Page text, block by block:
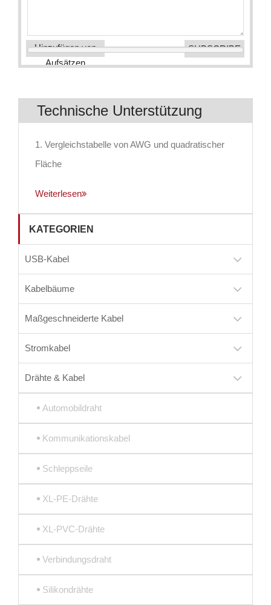
Hinzufügen von
Aufsätzen
Technische Unterstützung
1. Vergleichstabelle von AWG und quadratischer
Fläche
Weiterlesen
KATEGORIEN
USB-Kabel
Kabelbäume
Maßgeschneiderte Kabel
Stromkabel
Drähte & Kabel
Automobildraht
Kommunikationskabel
Schleppseile
XL-PE-Drähte
XL-PVC-Drähte
Verbindungsdraht
Silikondrähte